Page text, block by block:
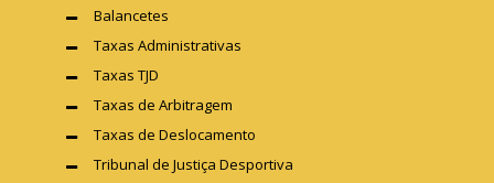
Balancetes
Taxas Administrativas
Taxas TJD
Taxas de Arbitragem
Taxas de Deslocamento
Tribunal de Justiça Desportiva